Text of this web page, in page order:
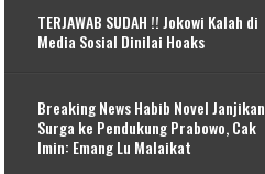
TERJAWAB SUDAH !! Jokowi Kalah di
Media Sosial Dinilai Hoaks
Breaking News Habib Novel Janjikan
Surga ke Pendukung Prabowo, Cak
Imin: Emang Lu Malaikat